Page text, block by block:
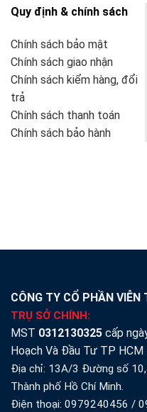
Quy định & chính sách
Chính sách bảo mật
Chính sách giao nhận
Chính sách kiểm hàng, đổi
trả
Chính sách thanh toán
Chính sách bảo hành
CÔNG TY CỔ PHẦN VIỄN
TRỤ SỞ CHÍNH:
MST 0312130325 cấp
Hoạch Và Đầu Tư TP
Địa chỉ: 13A/3 Đường số 10,
Thành phố Hồ Chí Minh.
Điện thoại: 0979240456 /